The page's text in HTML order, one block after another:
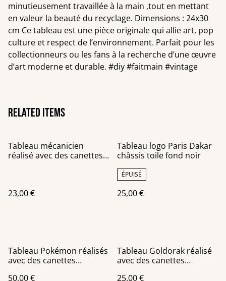
minutieusement travaillée à la main ,tout en mettant
en valeur la beauté du recyclage. Dimensions : 24x30
cm Ce tableau est une pièce originale qui allie art, pop
culture et respect de l’environnement. Parfait pour les
collectionneurs ou les fans à la recherche d’une œuvre
d’art moderne et durable. #diy #faitmain #vintage
Related items
Tableau mécanicien
réalisé avec des canettes
23,00 €
Tableau logo Paris Dakar
châssis toile fond noir
ÉPUISÉ
25,00 €
Tableau Pokémon réalisés
avec des canettes
50,00 €
Tableau Goldorak réalisé
avec des canettes
25,00 €